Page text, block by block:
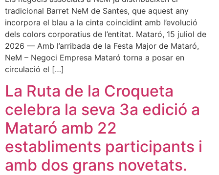
tradicional Barret NeM de Santes, que aquest any
incorpora el blau a la cinta coincidint amb l’evolució
dels colors corporatius de l’entitat. Mataró, 15 juliol de
2026 — Amb l’arribada de la Festa Major de Mataró,
NeM – Negoci Empresa Mataró torna a posar en
circulació el […]
La Ruta de la Croqueta
celebra la seva 3a edició a
Mataró amb 22
establiments participants i
amb dos grans novetats.